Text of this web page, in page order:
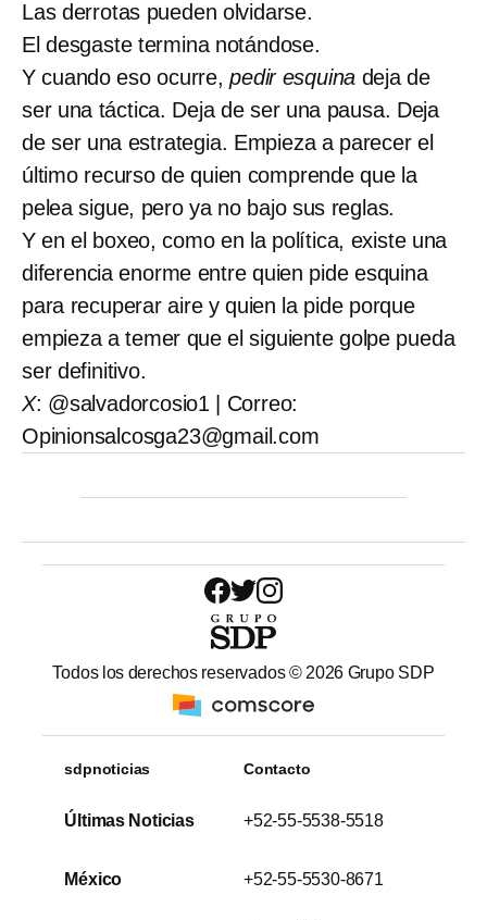
Las derrotas pueden olvidarse.
El desgaste termina notándose.
Y cuando eso ocurre,pedir esquina deja de
ser una táctica. Deja de ser una pausa. Deja
de ser una estrategia. Empieza a parecer el
último recurso de quien comprende que la
pelea sigue, pero ya no bajo sus reglas.
Y en el boxeo, como en la política, existe una
diferencia enorme entre quien pide esquina
para recuperar aire y quien la pide porque
empieza a temer que el siguiente golpe pueda
ser definitivo.
X: @salvadorcosio1 | Correo:
Opinionsalcosga23@gmail.com
Todos los derechos reservados © 2026 Grupo SDP
sdpnoticias
Últimas Noticias
México
Contacto
+52-55-5538-5518
+52-55-5530-8671